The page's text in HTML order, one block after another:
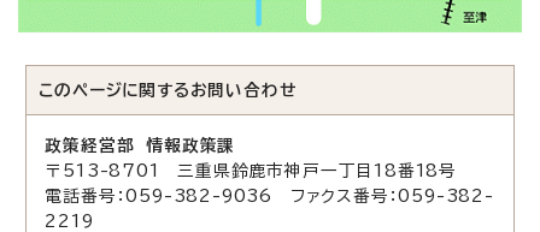
このページに関する お問い合わせ
政策経営部 情報政策課
〒513-8701 三重県鈴鹿市神戸一丁目18番18号
電話番号：059-382-9036 ファクス番号：059-382-
2219